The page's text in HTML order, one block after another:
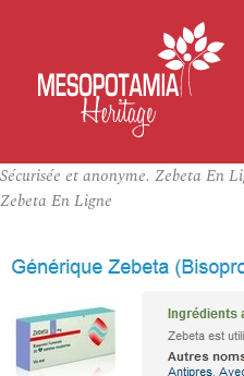
Sécurisée et anonyme. Zebeta En
Zebeta En Ligne